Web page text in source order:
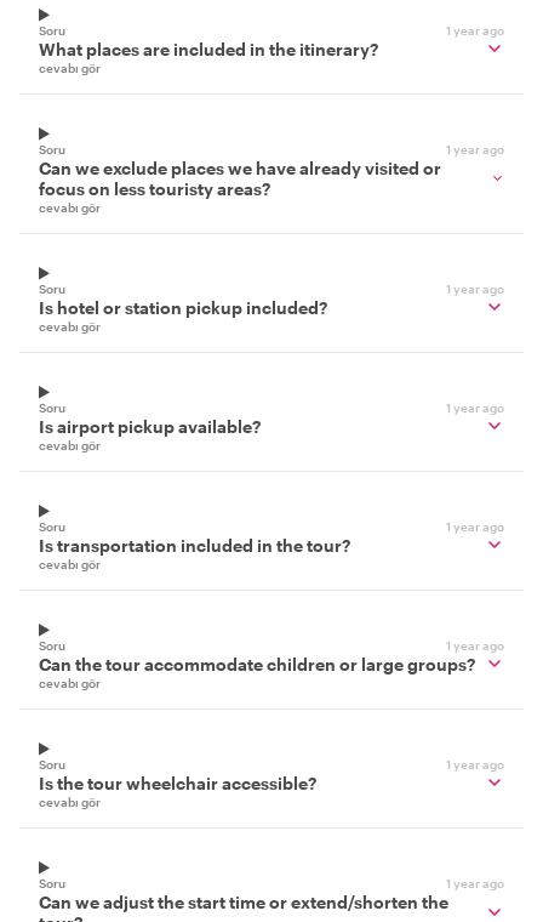
Soru 1 year ago
What places are included in the itinerary?
cevabı gör
Soru 1 year ago
Can we exclude places we have already visited or
focus on less touristy areas?
cevabı gör
Soru 1 year ago
Is hotel or station pickup included?
cevabı gör
Soru 1 year ago
Is airport pickup available?
cevabı gör
Soru 1 year ago
Is transportation included in the tour?
cevabı gör
Soru 1 year ago
Can the tour accommodate children or large groups?
cevabı gör
Soru 1 year ago
Is the tour wheelchair accessible?
cevabı gör
Soru 1 year ago
Can we adjust the start time or extend/shorten the